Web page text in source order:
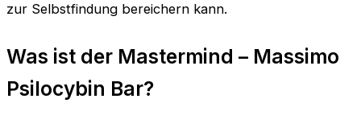
zur Selbstfindung bereichern kann.
Was ist der Mastermind – Massimo
Psilocybin Bar?